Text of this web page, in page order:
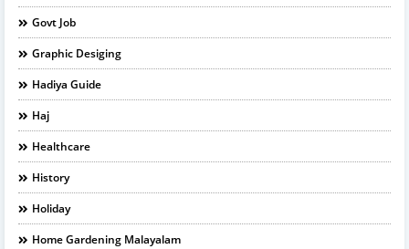
Govt Job
Graphic Desiging
Hadiya Guide
Haj
Healthcare
History
Holiday
Home Gardening Malayalam